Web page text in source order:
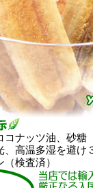
コナッツ油、砂糖
高温多湿を避け
検査済）